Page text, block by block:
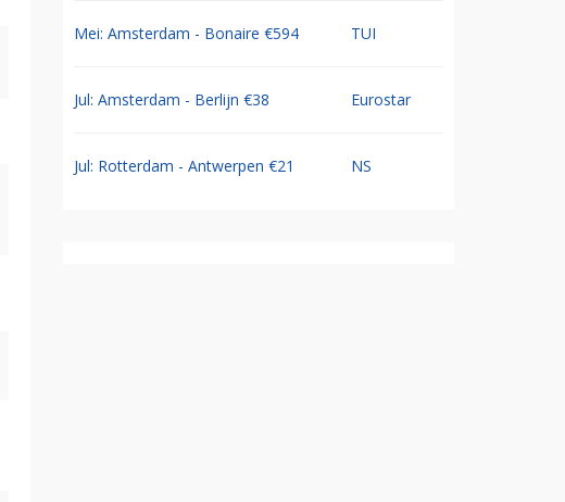
Mei: Amsterdam - Bonaire €594 TUI
Jul: Amsterdam - Berlijn €38 Eurostar
Jul: Rotterdam - Antwerpen €21 NS